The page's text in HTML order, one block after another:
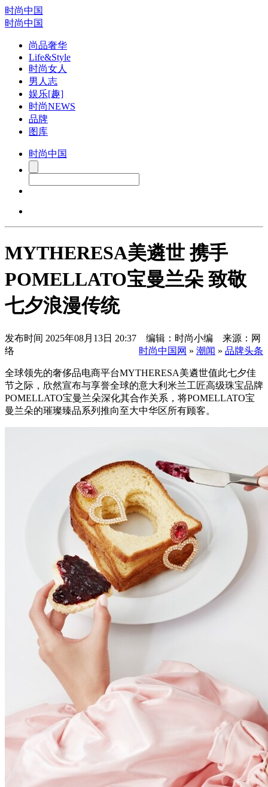
时尚中国
时尚中国
尚品奢华
Life&Style
时尚女人
男人志
娱乐[趣]
时尚NEWS
品牌
图库
时尚中国
MYTHERESA美遴世 携手
POMELLATO宝曼兰朵 致敬
七夕浪漫传统
发布时间 2025年08月13日 20:37 编辑：时尚小编 来源：网
络
时尚中国网 » 潮闻 » 品牌头条
全球领先的奢侈品电商平台MYTHERESA美遴世值此七夕佳
节之际，欣然宣布与享誉全球的意大利米兰工匠高级珠宝品牌
POMELLATO宝曼兰朵深化其合作关系，将POMELLATO宝
曼兰朵的璀璨臻品系列推向至大中华区所有顾客。